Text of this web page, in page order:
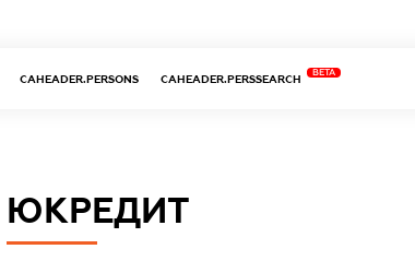
CAHEADER.PERSONS CAHEADER.PERSSEARCH
BETA
ЮКРЕДИТ